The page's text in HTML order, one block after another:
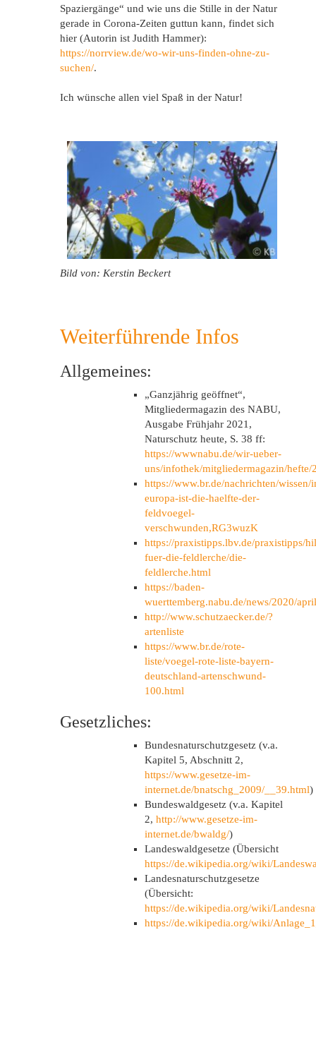
Spaziergänge“ und wie uns die Stille in der Natur
gerade in Corona-Zeiten guttun kann, findet sich
hier (Autorin ist Judith Hammer):
https://norrview.de/wo-wir-uns-finden-ohne-zu-
suchen/.
Ich wünsche allen viel Spaß in der Natur!
Bild von: Kerstin Beckert
Weiterführende Infos
Allgemeines:
„Ganzjährig geöffnet“,
Mitgliedermagazin des NABU,
Ausgabe Frühjahr 2021,
Naturschutz heute, S. 38 ff:
https://wwwnabu.de/wir-ueber-
uns/infothek/mitgliedermagazin/hefte/
https://www.br.de/nachrichten/wissen/
europa-ist-die-haelfte-der-
feldvoegel-
verschwunden,RG3wuzK
https://praxistipps.lbv.de/praxistipps/
fuer-die-feldlerche/die-
feldlerche.html
https://baden-
wuerttemberg.nabu.de/news/2020/
http://www.schutzaecker.de/?
artenliste
https://www.br.de/rote-
liste/voegel-rote-liste-bayern-
deutschland-artenschwund-
100.html
Gesetzliches:
Bundesnaturschutzgesetz (v.a.
Kapitel 5, Abschnitt 2,
https://www.gesetze-im-
internet.de/bnatschg_2009/__39.html)
Bundeswaldgesetz (v.a. Kapitel
2, http://www.gesetze-im-
internet.de/bwaldg/)
Landeswaldgesetze (Übersicht
https://de.wikipedia.org/wiki/
Landesnaturschutzgesetze
(Übersicht:
https://de.wikipedia.org/wiki/
https://de.wikipedia.org/wiki/